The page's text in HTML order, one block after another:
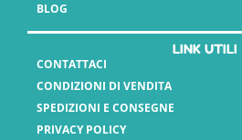
BLOG
LINK UTILI
CONTATTACI
CONDIZIONI DI VENDITA
SPEDIZIONI E CONSEGNE
PRIVACY POLICY